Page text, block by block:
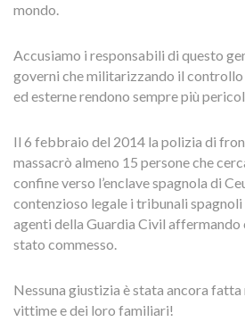
mondo.
Accusiamo i responsabili di questo
governi che militarizzando il
ed esterne rendono sempre più
Il 6 febbraio del 2014 la polizia di
massacrò almeno 15 persone che
confine verso l’enclave spagnola di
contenzioso legale i tribunali spagnoli
agenti della Guardia Civil affermando
stato commesso.
Nessuna giustizia è stata ancora
vittime e dei loro familiari!